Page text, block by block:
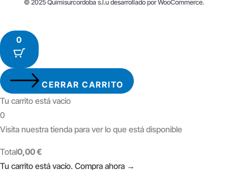
© 2025 Quimisurcordoba s.l.u desarrollado por WooCommerce.
0
CERRAR CARRITO
Tu carrito está vacío
0
Visita nuestra tienda para ver lo que está disponible
Total
del
Total0,00€
Tu carrito está vacío. Compra ahora →